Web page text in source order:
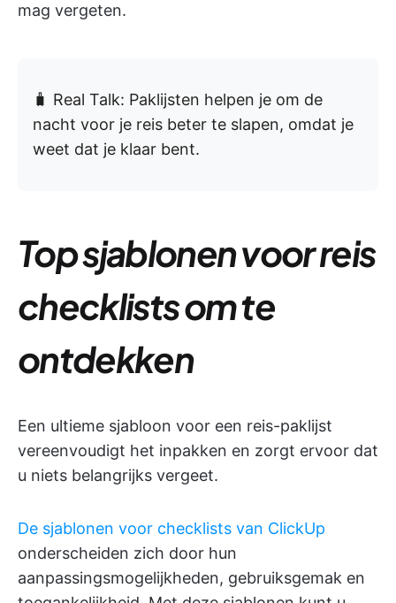
mag vergeten.
🧳 Real Talk: Paklijsten helpen je om de
nacht voor je reis beter te slapen, omdat je
weet dat je klaar bent.
Top sjablonen voor reis
checklists om te
ontdekken
Een ultieme sjabloon voor een reis-paklijst
vereenvoudigt het inpakken en zorgt ervoor dat
u niets belangrijks vergeet.
De sjablonen voor checklists van ClickUp
onderscheiden zich door hun
aanpassingsmogelijkheden, gebruiksgemak en